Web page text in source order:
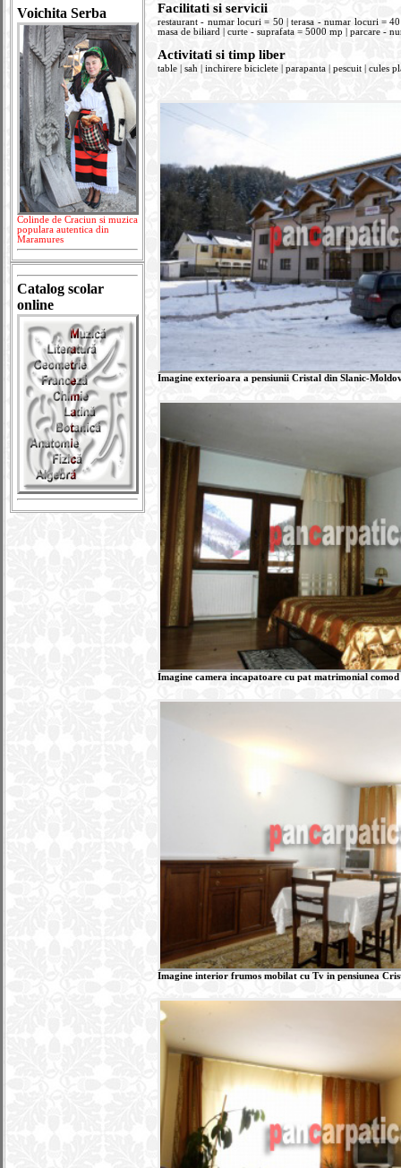
Voichita Serba
Colinde de Craciun si muzica
populara autentica din
Maramures
Catalog scolar
online
Facilitati si servicii
restaurant - numar locuri = 50 | terasa - numar locuri =
masa de biliard | curte - suprafata = 5000 mp | parcare -
Activitati si timp liber
table | sah | inchirere biciclete | parapanta | pescuit | cules
Imagine exterioara a pensiunii Cristal din Slanic-
Imagine camera incapatoare cu pat matrimonial
Imagine interior frumos mobilat cu Tv in pensiunea